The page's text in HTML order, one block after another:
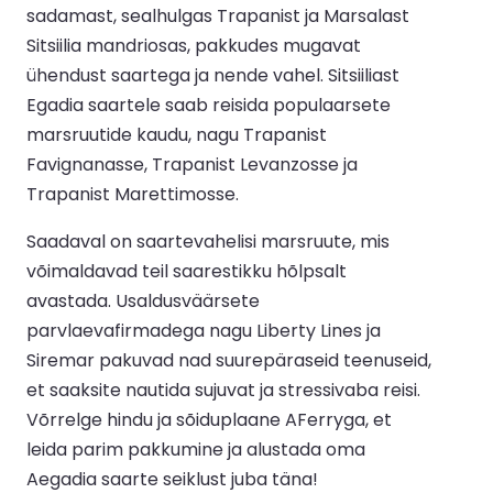
sadamast, sealhulgas Trapanist ja Marsalast
Sitsiilia mandriosas, pakkudes mugavat
ühendust saartega ja nende vahel. Sitsiiliast
Egadia saartele saab reisida populaarsete
marsruutide kaudu, nagu Trapanist
Favignanasse, Trapanist Levanzosse ja
Trapanist Marettimosse.
Saadaval on saartevahelisi marsruute, mis
võimaldavad teil saarestikku hõlpsalt
avastada. Usaldusväärsete
parvlaevafirmadega nagu Liberty Lines ja
Siremar pakuvad nad suurepäraseid teenuseid,
et saaksite nautida sujuvat ja stressivaba reisi.
Võrrelge hindu ja sõiduplaane AFerryga, et
leida parim pakkumine ja alustada oma
Aegadia saarte seiklust juba täna!